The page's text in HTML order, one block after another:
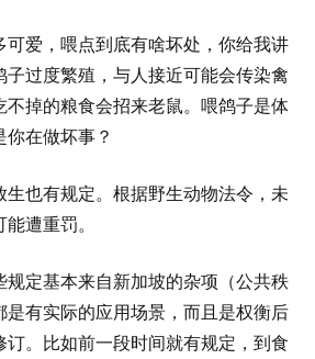
爱，喂点到底有啥坏处，你给我讲
过度繁殖，与人接近可能会传染禽
掉的粮食会招来老鼠。喂鸽子是体
在做坏事？
生也有规定。根据野生动物法令，未
遭重罚。
规定基本来自新加坡的杂项（公共秩
是有实际的应用场景，而且是权衡后
。比如前一段时间就有规定，到食